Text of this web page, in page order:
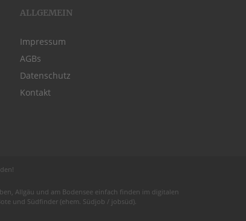
ALLGEMEIN
Impressum
AGBs
Datenschutz
Kontakt
Allgäu und am Bodensee einfach finden im digitalen
und Südfinder(ehem. Südjob / jobsüd).